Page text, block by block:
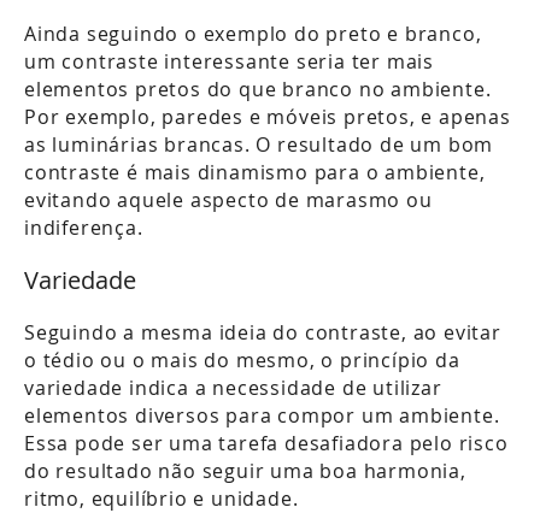
Ainda seguindo o exemplo do preto e branco,
um contraste interessante seria ter mais
elementos pretos do que branco no ambiente.
Por exemplo, paredes e móveis pretos, e apenas
as luminárias brancas. O resultado de um bom
contraste é mais dinamismo para o ambiente,
evitando aquele aspecto de marasmo ou
indiferença.
Variedade
Seguindo a mesma ideia do contraste, ao evitar
o tédio ou o mais do mesmo, o princípio da
variedade indica a necessidade de utilizar
elementos diversos para compor um ambiente.
Essa pode ser uma tarefa desafiadora pelo risco
do resultado não seguir uma boa harmonia,
ritmo, equilíbrio e unidade.